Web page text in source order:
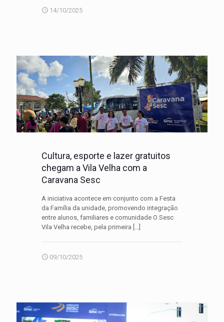
14/10/2025
Cultura, esporte e lazer gratuitos
chegam a Vila Velha com a
Caravana Sesc
A iniciativa acontece em conjunto com a Festa
da Família da unidade, promovendo integração
entre alunos, familiares e comunidade O Sesc
Vila Velha recebe, pela primeira […]
09/10/2025